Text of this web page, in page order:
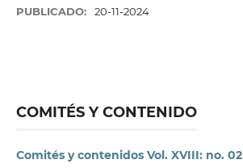
PUBLICADO: 20-11-2024
COMITÉS Y CONTENIDO
Comités y contenidos Vol. XVIII: no. 02